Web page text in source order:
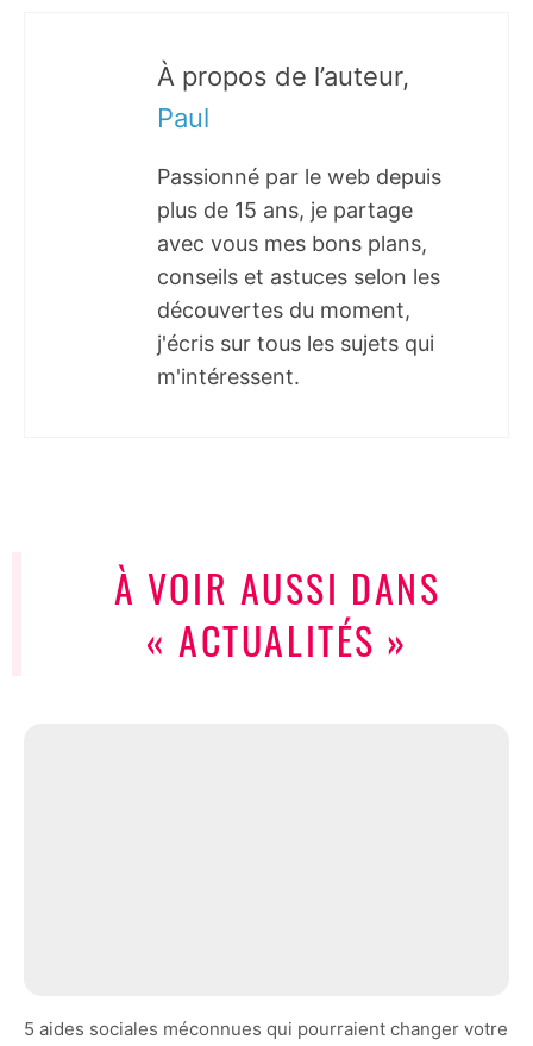
À propos de l’auteur,
Paul
Passionné par le web depuis
plus de 15 ans, je partage
avec vous mes bons plans,
conseils et astuces selon les
découvertes du moment,
j'écris sur tous les sujets qui
m'intéressent.
À VOIR AUSSI DANS
« ACTUALITÉS »
5 aides sociales méconnues qui pourraient changer votre